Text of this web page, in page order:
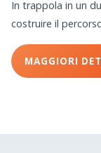
In trappola in un
costruire il
MAGGIORI